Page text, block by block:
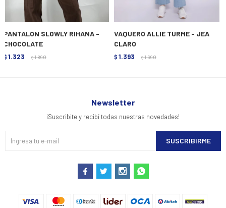
PANTALON SLOWLY RIHANA -
CHOCOLATE
$ 1.323 $ 1.890
VAQUERO ALLIE TURME - JEA
CLARO
$ 1.393 $ 1.990
Newsletter
¡Suscribite y recibí todas nuestras novedades!
SUSCRIBIRME
   